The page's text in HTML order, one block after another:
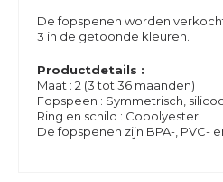
De fopspenen worden
3 in de getoonde kleuren.
Productdetails :
Maat : 2 (3 tot 36 maanden)
Fopspeen : Symmetrisch,
Ring en schild : Copolyester
De fopspenen zijn BPA-, PVC-